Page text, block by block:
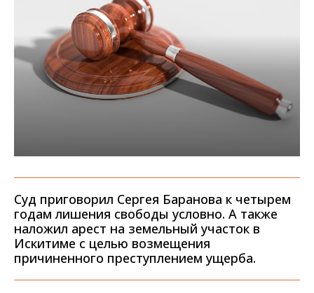
Суд приговорил Сергея Баранова к четырем
годам лишения свободы условно. А также
наложил арест на земельный участок в
Искитиме с целью возмещения
причиненного преступлением ущерба.